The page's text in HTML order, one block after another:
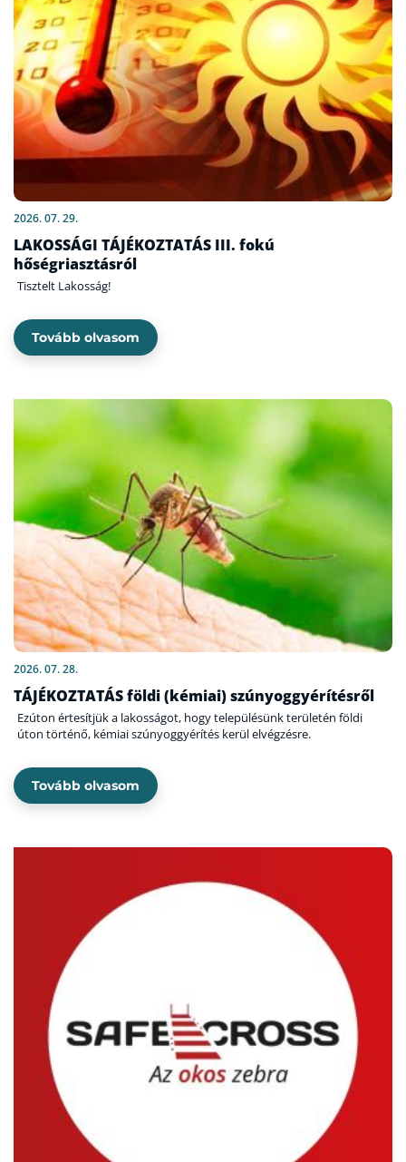
2026. 07. 29.
LAKOSSÁGI TÁJÉKOZTATÁS III. fokú
hőségriasztásról
Tisztelt Lakosság!
Tovább olvasom
2026. 07. 28.
TÁJÉKOZTATÁS földi (kémiai) szúnyoggyérítésről
Ezúton értesítjük a lakosságot, hogy településünk területén földi
úton történő, kémiai szúnyoggyérítés kerül elvégzésre.
Tovább olvasom